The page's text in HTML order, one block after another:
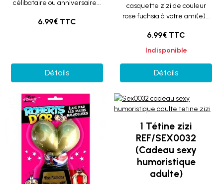
célibataire ou anniversaire...
6.99€ TTC
Détails
casquette zizi de couleur
rose fuchsia à votre ami(e)...
6.99€ TTC
Indisponible
Détails
1 Tétine zizi
REF/SEX0032
(Cadeau sexy
humoristique
adulte)